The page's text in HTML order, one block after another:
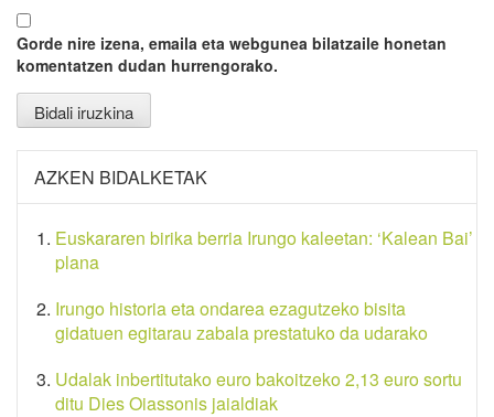
Gorde nire izena, emaila eta webgunea bilatzaile honetan
komentatzen dudan hurrengorako.
AZKEN BIDALKETAK
Euskararen birika berria Irungo kaleetan: ‘Kalean Bai’
plana
Irungo historia eta ondarea ezagutzeko bisita
gidatuen egitarau zabala prestatuko da udarako
Udalak inbertitutako euro bakoitzeko 2,13 euro sortu
ditu Dies Oiassonis jaialdiak